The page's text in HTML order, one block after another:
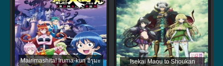
Mairimashita! Iruma-kun อิรุมะ
Isekai Maou to Shoukan